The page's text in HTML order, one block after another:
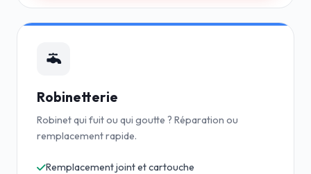
Robinetterie
Robinet qui fuit ou qui goutte ? Réparation ou
remplacement rapide.
Remplacement joint et cartouche